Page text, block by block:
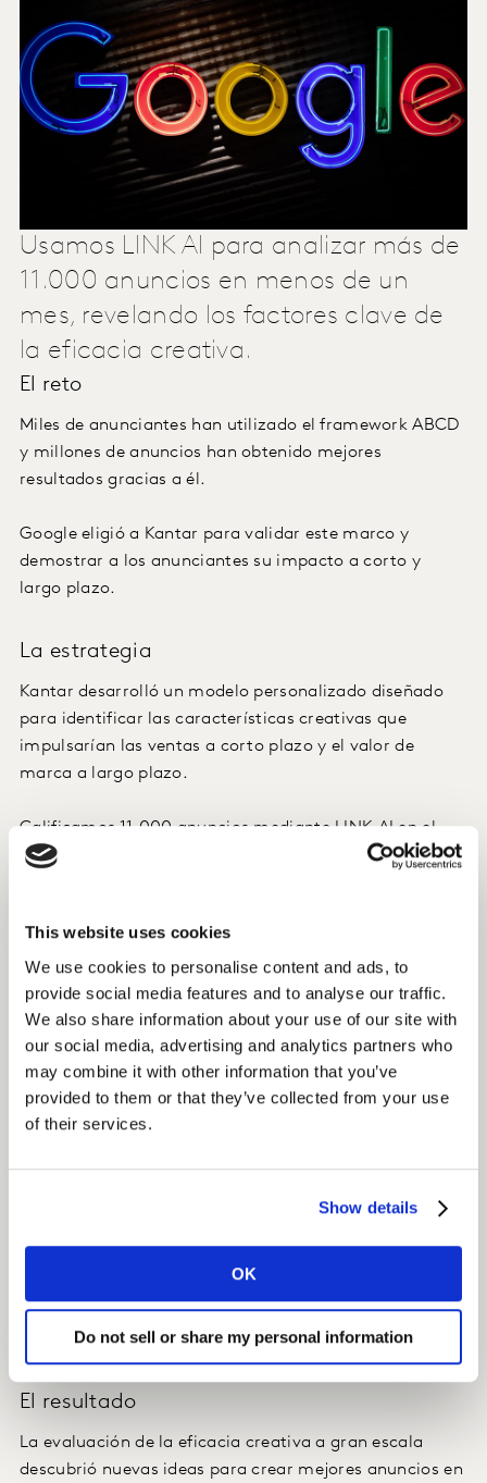
This website uses cookies
We use cookies to personalise content and ads, to
provide social media features and to analyse our traffic.
We also share information about your use of our site with
our social media, advertising and analytics partners who
may combine it with other information that you’ve
provided to them or that they’ve collected from your use
of their services.
Show details
OK
Do not sell or share my personal information
Usamos LINK AI para analizar más de
11.000 anuncios en menos de un
mes, revelando los factores clave de
la eficacia creativa.
El reto
Miles de anunciantes han utilizado el framework ABCD
y millones de anuncios han obtenido mejores
resultados gracias a él.
Google eligió a Kantar para validar este marco y
demostrar a los anunciantes su impacto a corto y
largo plazo.
La estrategia
Kantar desarrolló un modelo personalizado diseñado
para identificar las características creativas que
impulsarían las ventas a corto plazo y el valor de
marca a largo plazo.
Calificamos 11.000 anuncios mediante LINK AI en el
plazo de un mes.
características creativas en los resultados a corto y
largo plazo.
El insight
Tras modelizar los datos, identificamos una fuerte
correlación entre los ABCDs y el aumento previsto de
las ventas a corto plazo y la contribución de la marca a
hacer una
aumentan un 30% la probabilidad de ventas a corto
plazo y un 17% la contribución de la marca a largo
plazo."
El resultado
La evaluación de la eficacia creativa a gran escala
descubrió nuevas ideas para crear mejores anuncios en